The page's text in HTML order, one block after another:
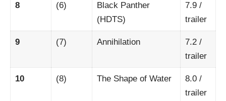
8 (6)
Black Panther
(HDTS)
7.9/
trailer
9 (7) Annihilation 7.2/
trailer
10 (8) The Shape of Water 8.0/
trailer